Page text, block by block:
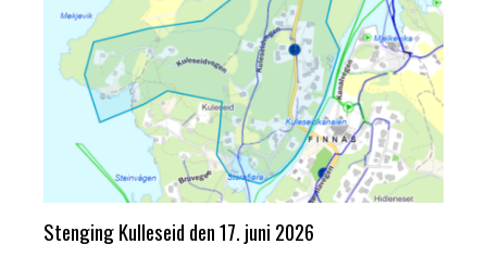
Stenging Kulleseid den 17. juni 2026